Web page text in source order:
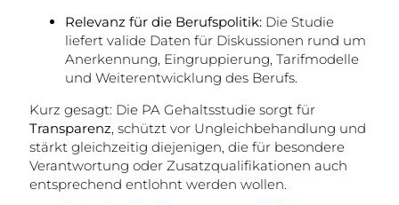
Relevanz für die Berufspolitik: Die Studie
liefert valide Daten für Diskussionen rund um
Anerkennung, Eingruppierung, Tarifmodelle
und Weiterentwicklung des Berufs.
Kurz gesagt: Die PA Gehaltsstudie sorgt für
Transparenz, schützt vor Ungleichbehandlung und
stärkt gleichzeitig diejenigen, die für besondere
Verantwortung oder Zusatzqualifikationen auch
entsprechend entlohnt werden wollen.